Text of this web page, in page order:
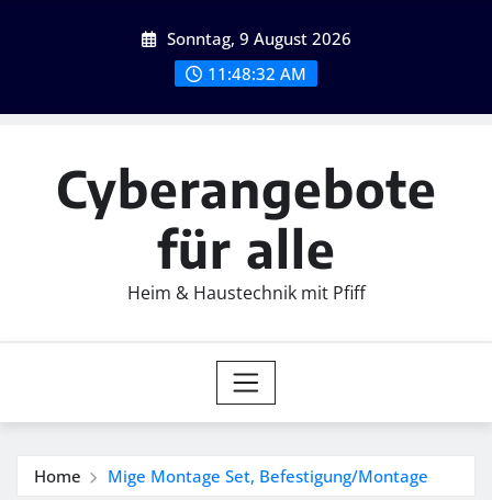
Sonntag, 9 August 2026
11:48:34 AM
Cyberangebote
für alle
Heim & Haustechnik mit Pfiff
Home Mige Montage Set, Befestigung/Montage